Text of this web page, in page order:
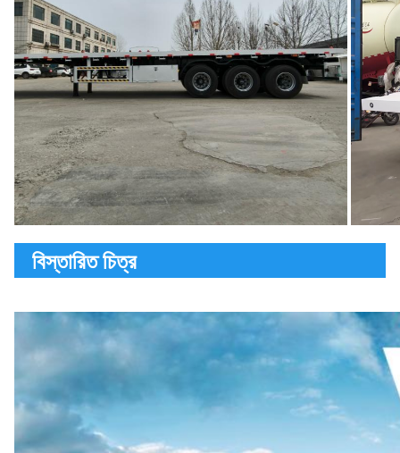
বিস্তারিত চিত্র